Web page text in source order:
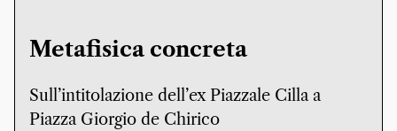
Metafisica concreta
Sull’intitolazione dell’ex Piazzale Cilla a
Piazza Giorgio de Chirico